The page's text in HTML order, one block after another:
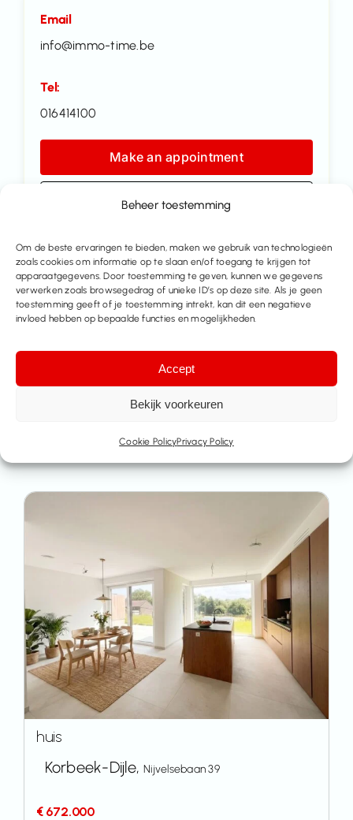
Beheer toestemming
Om de beste ervaringen te bieden, maken we gebruik van technologieën
zoals cookies om informatie op te slaan en/of toegang te krijgen tot
apparaatgegevens. Door toestemming te geven, kunnen we gegevens
verwerken zoals browsegedrag of unieke ID’s op deze site. Als je geen
toestemming geeft of je toestemming intrekt, kan dit een negatieve
invloed hebben op bepaalde functies en mogelijkheden.
Accept
Bekijk voorkeuren
Cookie PolicyPrivacy Policy
Email
info@immo-time.be
Tel:
016414100
Make an appointment
Contact us
Share this property
huis
Korbeek-Dijle,Nijvelsebaan 39
€ 672.000